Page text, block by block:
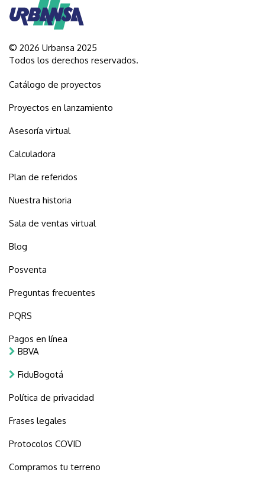
© 2026 Urbansa 2025
Todos los derechos reservados.
Catálogo de proyectos
Proyectos en lanzamiento
Asesoría virtual
Calculadora
Plan de referidos
Nuestra historia
Sala de ventas virtual
Blog
Posventa
Preguntas frecuentes
PQRS
Pagos en línea
BBVA
FiduBogotá
Política de privacidad
Frases legales
Protocolos COVID
Compramos tu terreno